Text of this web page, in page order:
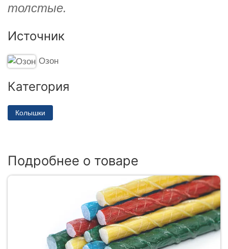
толстые.
Источник
Озон
Категория
Колышки
Подробнее о товаре